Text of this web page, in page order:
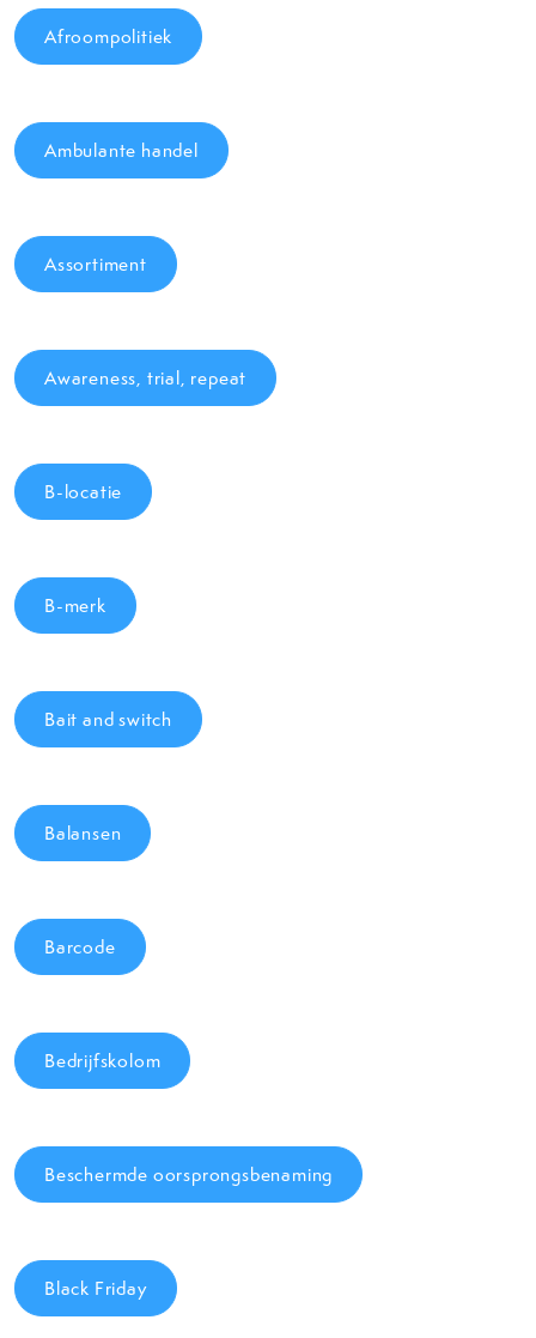
Afroompolitiek
Ambulante handel
Assortiment
Awareness, trial, repeat
B-locatie
B-merk
Bait and switch
Balansen
Barcode
Bedrijfskolom
Beschermde oorsprongsbenaming
Black Friday